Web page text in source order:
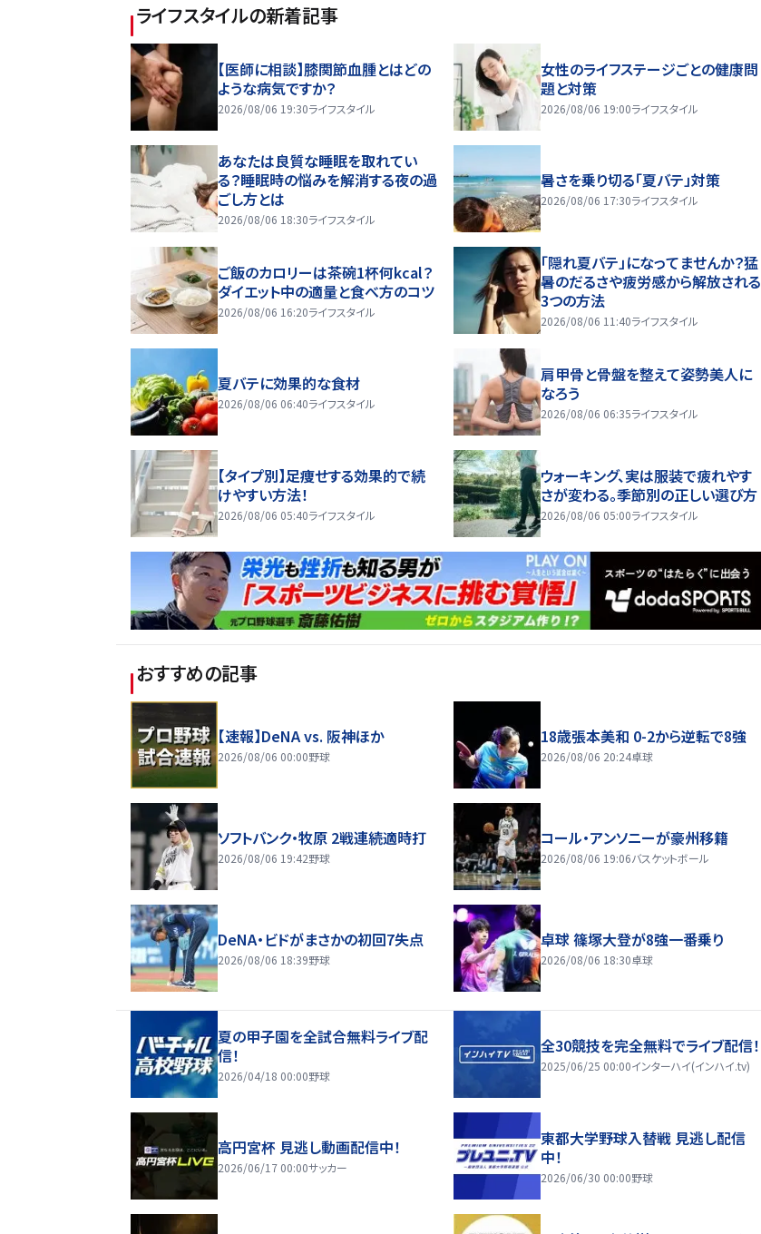
ライフスタイルの新着記事
【医師に相談】膝関節血腫とはどの
ような病気ですか？
2026/08/06 19:30ライフスタイル
女性のライフステージごとの健康問
題と対策
2026/08/06 19:00ライフスタイル
あなたは良質な睡眠を取れてい
る？睡眠時の悩みを解消する夜の過
ごし方とは
2026/08/06 18:30ライフスタイル
暑さを乗り切る「夏バテ」対策
2026/08/06 17:30ライフスタイル
ご飯のカロリーは茶碗1杯何kcal？
ダイエット中の適量と食べ方のコツ
2026/08/06 16:20ライフスタイル
「隠れ夏バテ」になってませんか？猛
暑のだるさや疲労感から解放される
3つの方法
2026/08/06 11:40ライフスタイル
夏バテに効果的な食材
2026/08/06 06:40ライフスタイル
肩甲骨と骨盤を整えて姿勢美人に
なろう
2026/08/06 06:35ライフスタイル
【タイプ別】足痩せする効果的で続
けやすい方法！
2026/08/06 05:40ライフスタイル
ウォーキング、実は服装で疲れやす
さが変わる。季節別の正しい選び方
2026/08/06 05:00ライフスタイル
おすすめの記事
【速報】DeNA vs. 阪神ほか
2026/08/06 00:00野球
18歳張本美和 0-2から逆転で8強
2026/08/06 20:24卓球
ソフトバンク・牧原 2戦連続適時打
2026/08/06 19:42野球
コール・アンソニーが豪州移籍
2026/08/06 19:06バスケットボール
DeNA・ビドがまさかの初回7失点
2026/08/06 18:39野球
卓球 篠塚大登が8強一番乗り
2026/08/06 18:30卓球
夏の甲子園を全試合無料ライブ配
信！
2026/04/18 00:00野球
全30競技を完全無料でライブ配信！
2025/06/25 00:00インターハイ(インハイ.tv)
高円宮杯 見逃し動画配信中！
2026/06/17 00:00サッカー
東都大学野球入替戦 見逃し配信
中！
2026/06/30 00:00野球